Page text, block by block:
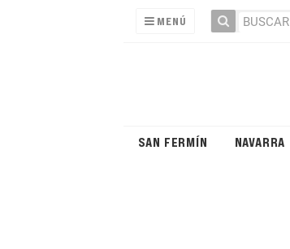
MENÚ
SAN FERMÍN NAVARRA